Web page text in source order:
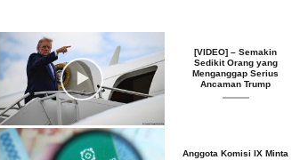
[VIDEO] – Semakin
Sedikit Orang yang
Menganggap Serius
Ancaman Trump
Anggota Komisi IX Minta